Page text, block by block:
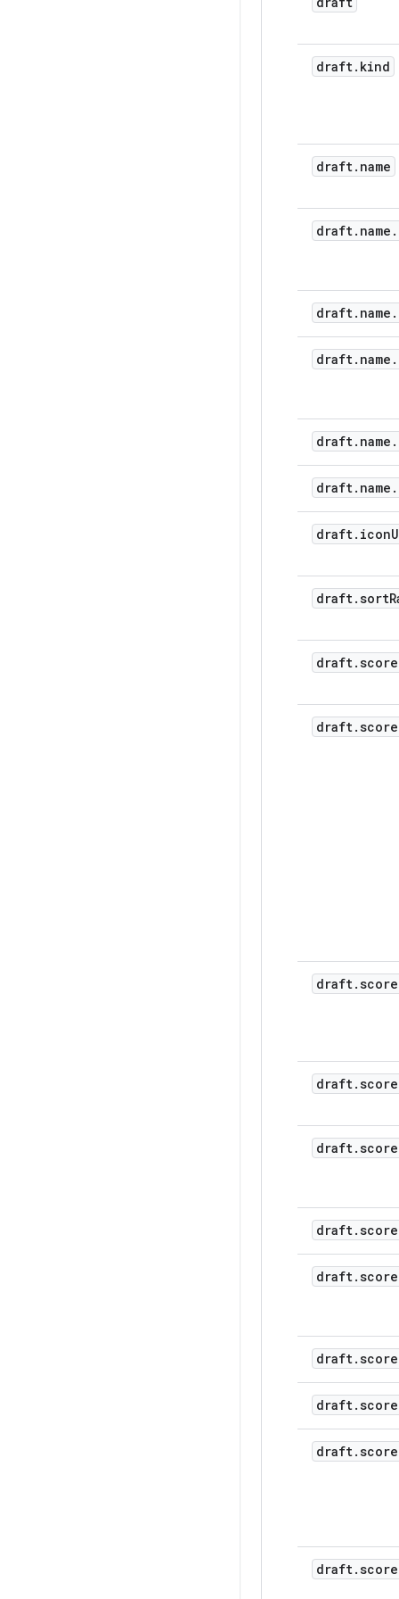
        },
          ]
        },
          ]
        }
      },
    }
  },
        {
          ]
        },
          ]
        },
          ]
        },
draft. kind
draft. name
draft. name .
draft. name .
draft. name .
draft. name .
draft. name .
draft. icon
draft.sort
draft.score
draft.score
draft.score
draft.score
draft.score
draft.score
draft.score
draft.score
draft.score
draft.score
draft.score